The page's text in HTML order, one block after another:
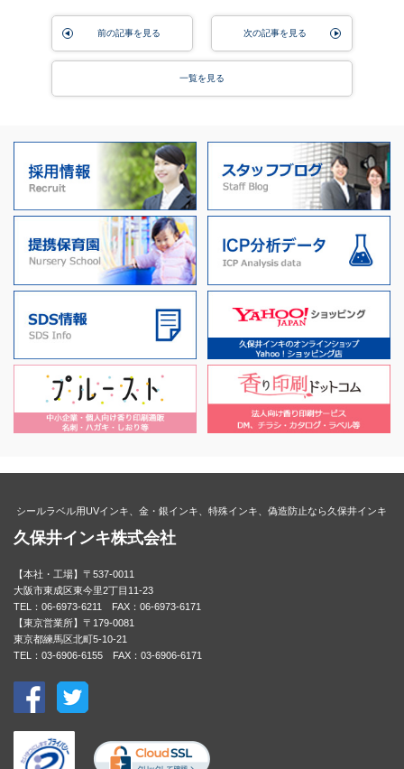
前の記事を見る 次の記事を見る
一覧を見る
シールラベル用UVインキ、金・銀インキ、特殊インキ、偽造防止なら久保井インキ
久保井インキ株式会社
【本社・工場】〒537-0011
大阪市東成区東今里2丁目11-23
TEL：06-6973-6211 FAX：06-6973-6171
【東京営業所】〒179-0081
東京都練馬区北町5-10-21
TEL：03-6906-6155 FAX：03-6906-6171